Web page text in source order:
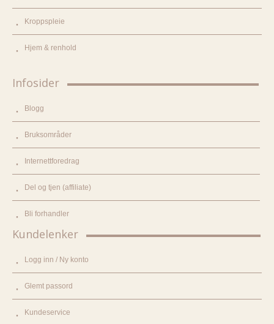
Kroppspleie
Hjem & renhold
Infosider
Blogg
Bruksområder
Internettforedrag
Del og tjen (affiliate)
Bli forhandler
Kundelenker
Logg inn / Ny konto
Glemt passord
Kundeservice